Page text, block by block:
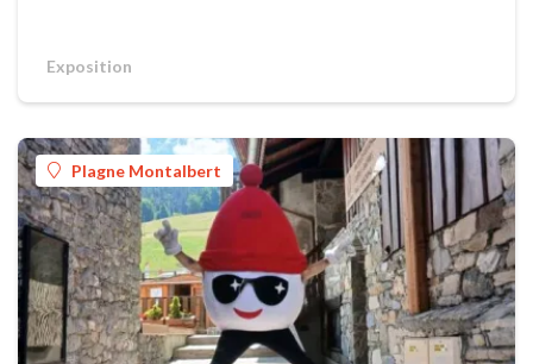
Exposition
Plagne Montalbert